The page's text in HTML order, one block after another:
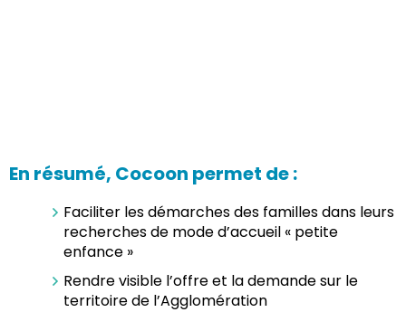
En résumé, Cocoon permet de :
Faciliter les démarches des familles dans leurs
recherches de mode d’accueil « petite
enfance »
Rendre visible l’offre et la demande sur le
territoire de l’Agglomération